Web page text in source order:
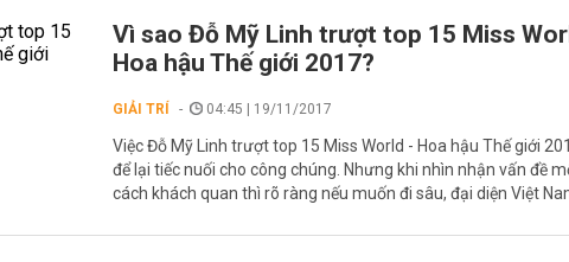
Vì sao Đỗ Mỹ Linh trượt top 15 Miss
Hoa hậu Thế giới 2017?
GIẢI TRÍ 04:45 | 19/11/2017
Việc Đỗ Mỹ Linh trượt top 15 Miss World - Hoa hậu Thế giới
để lại tiếc nuối cho công chúng. Nhưng khi nhìn nhận vấn đề
cách khách quan thì rõ ràng nếu muốn đi sâu, đại diện Việt